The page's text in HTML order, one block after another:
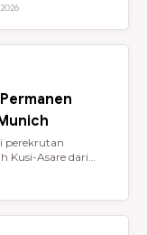
perekrutan
Kusi-Asare dari